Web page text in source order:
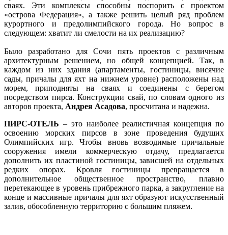
сваях. Эти комплексы способны поспорить с проектом
«острова Федерация», а также решить целый ряд проблем
курортного и предолимпийского города. Но вопрос в
следующем: хватит ли смелости на их реализацию?
Было разработано для Сочи пять проектов с различным
архитектурным решением, но общей концепцией. Так, в
каждом из них здания (апартаменты, гостиницы, висячие
сады, причалы для яхт на нижнем уровне) расположены над
морем, приподняты на сваях и соединены с берегом
посредством пирса. Конструкции свай, по словам одного из
авторов проекта, Андрея Асадова, просчитана и надежна.
ПИРС-ОТЕЛЬ – это наиболее реалистичная концепция по
освоению морских пирсов в зоне проведения будущих
Олимпийских игр. Чтобы вновь возводимые причальные
сооружения имели коммерческую отдачу, предлагается
дополнить их пластиной гостиницы, зависшей на отдельных
редких опорах. Кровля гостиницы превращается в
дополнительное общественное пространство, плавно
перетекающее в уровень прибрежного парка, а закругление на
конце и массивные причалы для яхт образуют искусственный
залив, обособленную территорию с большим пляжем.